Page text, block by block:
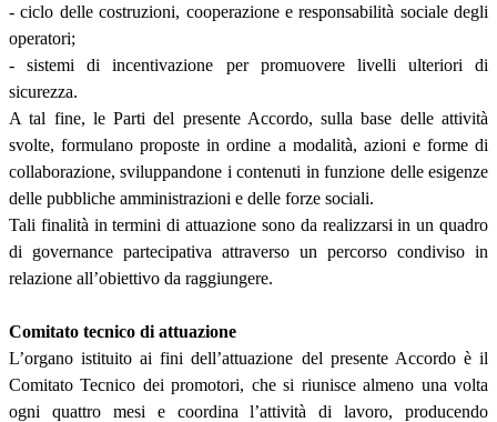
- ciclo delle costruzioni, cooperazione e responsabilità sociale degli
operatori;
- sistemi di incentivazione per promuovere livelli ulteriori di
sicurezza.
A tal fine, le Parti del presente Accordo, sulla base delle attività
svolte, formulano proposte in ordine a modalità, azioni e forme di
collaborazione, sviluppandone i contenuti in funzione delle esigenze
delle pubbliche amministrazioni e delle forze sociali.
Tali finalità in termini di attuazione sono da realizzarsi in un quadro
di governance partecipativa attraverso un percorso condiviso in
relazione all’obiettivo da raggiungere.
Comitato tecnico di attuazione
L’organo istituito ai fini dell’attuazione del presente Accordo è il
Comitato Tecnico dei promotori, che si riunisce almeno una volta
ogni quattro mesi e coordina l’attività di lavoro, producendo